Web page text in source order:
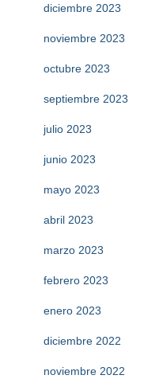
diciembre 2023
noviembre 2023
octubre 2023
septiembre 2023
julio 2023
junio 2023
mayo 2023
abril 2023
marzo 2023
febrero 2023
enero 2023
diciembre 2022
noviembre 2022